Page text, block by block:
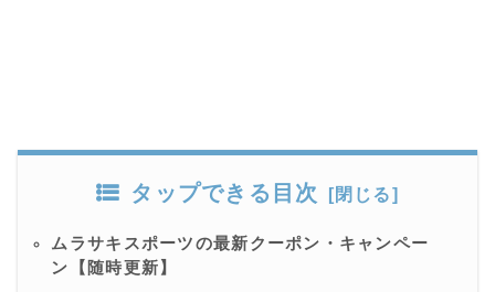
タップできる目次
ムラサキスポーツの最新クーポン・キャンペー
ン【随時更新】